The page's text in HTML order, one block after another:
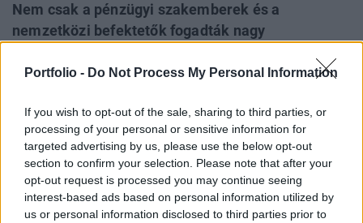
Portfolio - Do Not Process My Personal Information
If you wish to opt-out of the sale, sharing to third parties, or
processing of your personal or sensitive information for
targeted advertising by us, please use the below opt-out
section to confirm your selection. Please note that after your
opt-out request is processed you may continue seeing
interest-based ads based on personal information utilized by
us or personal information disclosed to third parties prior to
Nem csak a pénzügyi szakemberek és a
nemzetközi befektetők fogadták nagy
frakcióvezető mai bejelentését a devizahitelek
gondolták, hogy a nem konvencionális
gazdaságpolitikai intézkedéseknek legalább a
nemrég elfogadott új Alkotmánynak meg kellene
felelnie.
Magukat megnevezni nem kívánó alkotmányjogász